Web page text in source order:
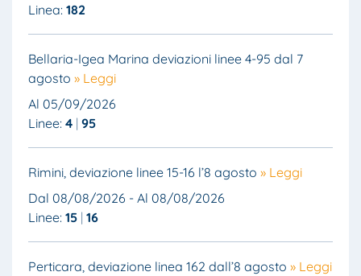
Linea: 182
Bellaria-Igea Marina deviazioni linee 4-95 dal 7
agosto » Leggi
Al 05/09/2026
Linee: 4 95
Rimini, deviazione linee 15-16 l’8 agosto » Leggi
Dal 08/08/2026 - Al 08/08/2026
Linee: 15 16
Perticara, deviazione linea 162 dall’8 agosto » Leggi